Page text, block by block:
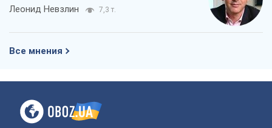
Леонид Невзлин 7,3 т.
Все мнения